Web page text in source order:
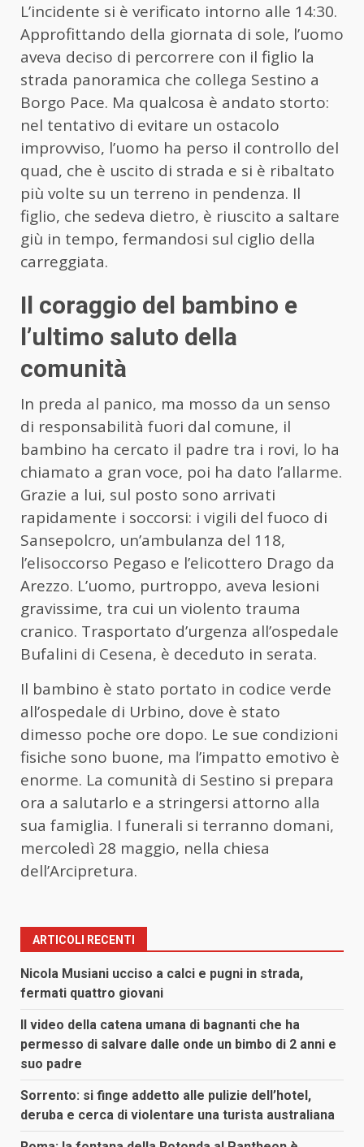
L’incidente si è verificato intorno alle 14:30.
Approfittando della giornata di sole, l’uomo
aveva deciso di percorrere con il figlio la
strada panoramica che collega Sestino a
Borgo Pace. Ma qualcosa è andato storto:
nel tentativo di evitare un ostacolo
improvviso, l’uomo ha perso il controllo del
quad, che è uscito di strada e si è ribaltato
più volte su un terreno in pendenza. Il
figlio, che sedeva dietro, è riuscito a saltare
giù in tempo, fermandosi sul ciglio della
carreggiata.
Il coraggio del bambino e
l’ultimo saluto della
comunità
In preda al panico, ma mosso da un senso
di responsabilità fuori dal comune, il
bambino ha cercato il padre tra i rovi, lo ha
chiamato a gran voce, poi ha dato l’allarme.
Grazie a lui, sul posto sono arrivati
rapidamente i soccorsi: i vigili del fuoco di
Sansepolcro, un’ambulanza del 118,
l’elisoccorso Pegaso e l’elicottero Drago da
Arezzo. L’uomo, purtroppo, aveva lesioni
gravissime, tra cui un violento trauma
cranico. Trasportato d’urgenza all’ospedale
Bufalini di Cesena, è deceduto in serata.
Il bambino è stato portato in codice verde
all’ospedale di Urbino, dove è stato
dimesso poche ore dopo. Le sue condizioni
fisiche sono buone, ma l’impatto emotivo è
enorme. La comunità di Sestino si prepara
ora a salutarlo e a stringersi attorno alla
sua famiglia. I funerali si terranno domani,
mercoledì 28 maggio, nella chiesa
dell’Arcipretura.
ARTICOLI RECENTI
Nicola Musiani ucciso a calci e pugni in strada,
fermati quattro giovani
Il video della catena umana di bagnanti che ha
permesso di salvare dalle onde un bimbo di 2 anni e
suo padre
Sorrento: si finge addetto alle pulizie dell’hotel,
deruba e cerca di violentare una turista australiana